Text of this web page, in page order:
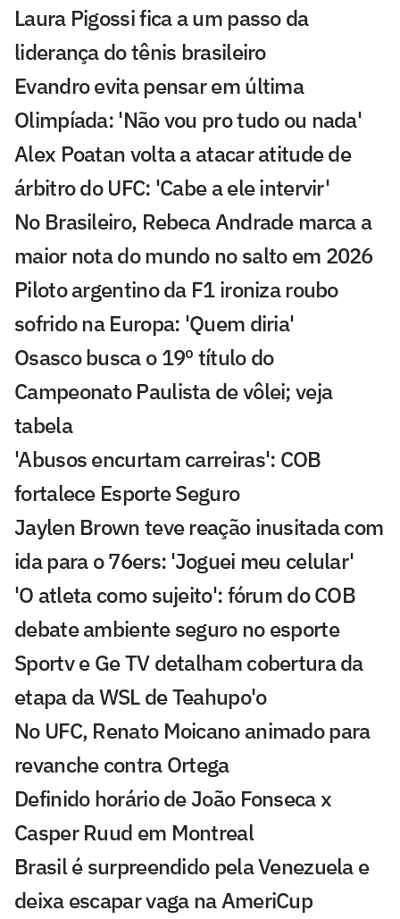
Laura Pigossi fica a um passo da
liderança do tênis brasileiro
Evandro evita pensar em última
Olimpíada: 'Não vou pro tudo ou nada'
Alex Poatan volta a atacar atitude de
árbitro do UFC: 'Cabe a ele intervir'
No Brasileiro, Rebeca Andrade marca a
maior nota do mundo no salto em 2026
Piloto argentino da F1 ironiza roubo
sofrido na Europa: 'Quem diria'
Osasco busca o 19º título do
Campeonato Paulista de vôlei; veja
tabela
'Abusos encurtam carreiras': COB
fortalece Esporte Seguro
Jaylen Brown teve reação inusitada com
ida para o 76ers: 'Joguei meu celular'
'O atleta como sujeito': fórum do COB
debate ambiente seguro no esporte
Sportv e Ge TV detalham cobertura da
etapa da WSL de Teahupo'o
No UFC, Renato Moicano animado para
revanche contra Ortega
Definido horário de João Fonseca x
Casper Ruud em Montreal
Brasil é surpreendido pela Venezuela e
deixa escapar vaga na AmeriCup